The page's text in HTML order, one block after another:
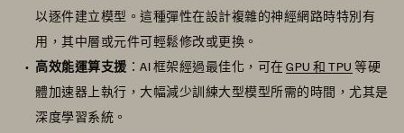
以逐件建立模型。這種彈性在設計複雜的神經網路時特別有
用，其中層或元件可輕鬆修改或更換。
高效能運算支援 ：AI 框架經過最佳化，可在 GPU 和 TPU 等硬
體加速器上執行，大幅減少訓練大型模型所需的時間，尤其是
深度學習系統。